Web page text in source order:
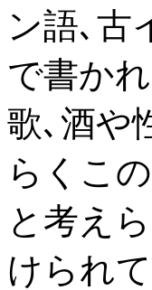
ン語､古
で書か
歌､酒や
らくこ
と考え
けられ